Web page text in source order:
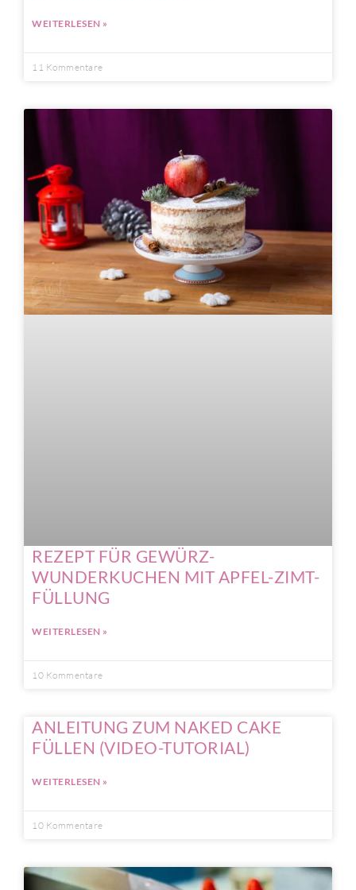
WEITERLESEN »
11 Kommentare
REZEPT FÜR GEWÜRZ-
WUNDERKUCHEN MIT APFEL-ZIMT-
FÜLLUNG
WEITERLESEN »
10 Kommentare
ANLEITUNG ZUM NAKED CAKE
FÜLLEN (VIDEO-TUTORIAL)
WEITERLESEN »
10 Kommentare